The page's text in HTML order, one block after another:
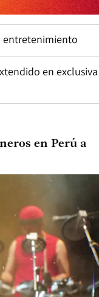
entretenimiento
en exclusiva
en Perú a